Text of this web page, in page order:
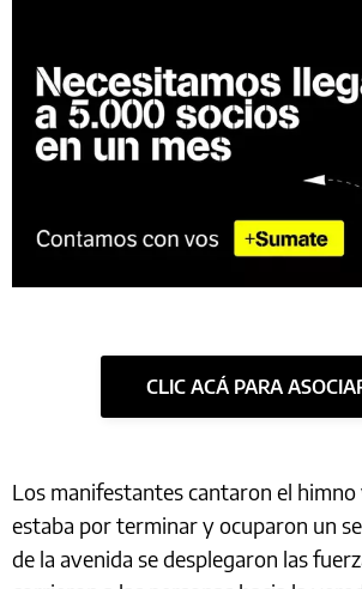
CLIC ACÁ PARA
Los manifestantes cantaron el
estaba por terminar y ocuparon un
de la avenida se desplegaron las